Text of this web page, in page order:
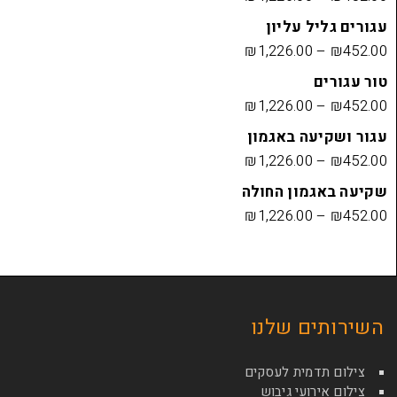
עליון
₪1,226.00
₪1,226.00
באגמון
₪1,226.00
החולה
₪1,226.00
שלנו
לעסקים
גיבוש